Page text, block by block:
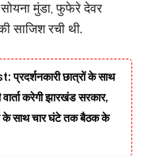
मुंडा, फुफेरे देवर
साजिश रची थी.
छात्रों के साथ
वार्ता करेगी झारखंड सरकार,
के साथ चार घंटे तक बैठक के